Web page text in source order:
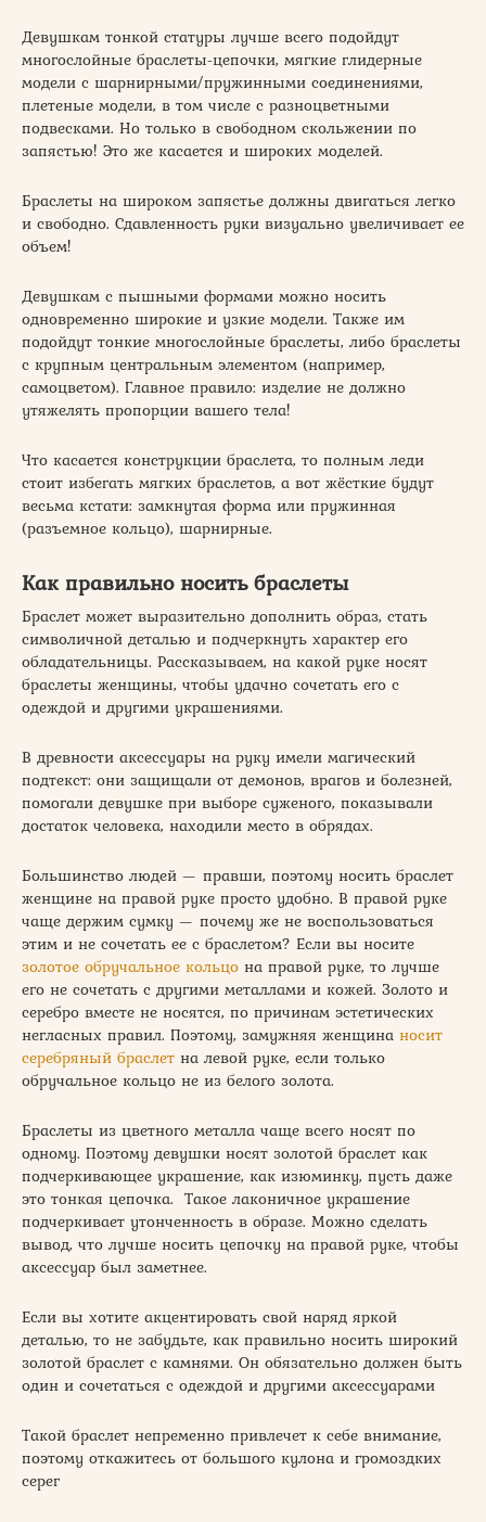
Девушкам тонкой статуры лучше всего подойдут
многослойные браслеты-цепочки, мягкие глидерные
модели с шарнирными/пружинными соединениями,
плетеные модели, в том числе с разноцветными
подвесками. Но только в свободном скольжении по
запястью! Это же касается и широких моделей.
Браслеты на широком запястье должны двигаться легко
и свободно. Сдавленность руки визуально увеличивает ее
объем!
Девушкам с пышными формами можно носить
одновременно широкие и узкие модели. Также им
подойдут тонкие многослойные браслеты, либо браслеты
с крупным центральным элементом (например,
самоцветом). Главное правило: изделие не должно
утяжелять пропорции вашего тела!
Что касается конструкции браслета, то полным леди
стоит избегать мягких браслетов, а вот жёсткие будут
весьма кстати: замкнутая форма или пружинная
(разъемное кольцо), шарнирные.
Как правильно носить браслеты
Браслет может выразительно дополнить образ, стать
символичной деталью и подчеркнуть характер его
обладательницы. Рассказываем, на какой руке носят
браслеты женщины, чтобы удачно сочетать его с
одеждой и другими украшениями.
В древности аксессуары на руку имели магический
подтекст: они защищали от демонов, врагов и болезней,
помогали девушке при выборе суженого, показывали
достаток человека, находили место в обрядах.
Большинство людей — правши, поэтому носить браслет
женщине на правой руке просто удобно. В правой руке
чаще держим сумку — почему же не воспользоваться
этим и не сочетать ее с браслетом? Если вы носите
золотое обручальное кольцо на правой руке, то лучше
его не сочетать с другими металлами и кожей. Золото и
серебро вместе не носятся, по причинам эстетических
негласных правил. Поэтому, замужняя женщина носит
серебряный браслет на левой руке, если только
обручальное кольцо не из белого золота.
Браслеты из цветного металла чаще всего носят по
одному. Поэтому девушки носят золотой браслет как
подчеркивающее украшение, как изюминку, пусть даже
это тонкая цепочка. Такое лаконичное украшение
подчеркивает утонченность в образе. Можно сделать
вывод, что лучше носить цепочку на правой руке, чтобы
аксессуар был заметнее.
Если вы хотите акцентировать свой наряд яркой
деталью, то не забудьте, как правильно носить широкий
золотой браслет с камнями. Он обязательно должен быть
один и сочетаться с одеждой и другими аксессуарами
Такой браслет непременно привлечет к себе внимание,
поэтому откажитесь от большого кулона и громоздких
серег